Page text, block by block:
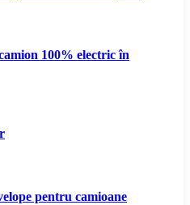
100% electric în
pentru camioane